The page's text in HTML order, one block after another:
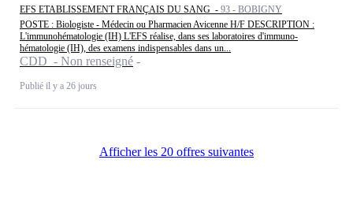
EFS ETABLISSEMENT FRANÇAIS DU SANG - 93 - BOBIGNY
POSTE : Biologiste - Médecin ou Pharmacien Avicenne H/F DESCRIPTION :
L'immunohématologie (IH) L'EFS réalise, dans ses laboratoires d'immuno-
hématologie (IH), des examens indispensables dans un...
CDD - Non renseigné
Publié il y a 26 jours
Afficher les 20 offres suivantes